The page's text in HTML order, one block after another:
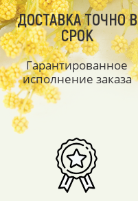
ДОСТАВКА ТОЧНО В
СРОК
Гарантированное
исполнение заказа